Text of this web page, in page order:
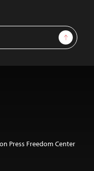
Sign Up
Press Freedom Center